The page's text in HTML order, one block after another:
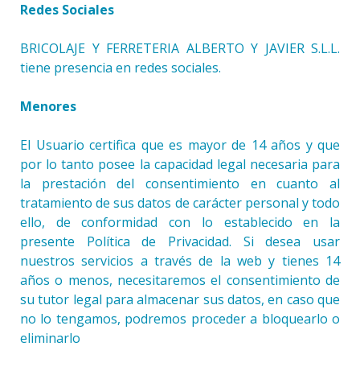
Redes Sociales
BRICOLAJE Y FERRETERIA ALBERTO Y JAVIER S.L.L.
tiene presencia en redes sociales.
Menores
El Usuario certifica que es mayor de 14 años y que
por lo tanto posee la capacidad legal necesaria para
la prestación del consentimiento en cuanto al
tratamiento de sus datos de carácter personal y todo
ello, de conformidad con lo establecido en la
presente Política de Privacidad. Si desea usar
nuestros servicios a través de la web y tienes 14
años o menos, necesitaremos el consentimiento de
su tutor legal para almacenar sus datos, en caso que
no lo tengamos, podremos proceder a bloquearlo o
eliminarlo